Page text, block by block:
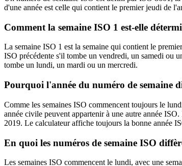
d'une année est celle qui contient le premier jeudi de
Comment la semaine ISO 1 est-elle
La semaine ISO 1 est la semaine qui contient le
ISO précédente s'il tombe un vendredi, un samedi ou
tombe un lundi, un mardi ou un mercredi.
Pourquoi l'année du numéro de semaine
Comme les semaines ISO commencent toujours le
année civile peuvent appartenir à une autre année
2019. Le calculateur affiche toujours la bonne année
En quoi les numéros de semaine ISO
Les semaines ISO commencent le lundi, avec une